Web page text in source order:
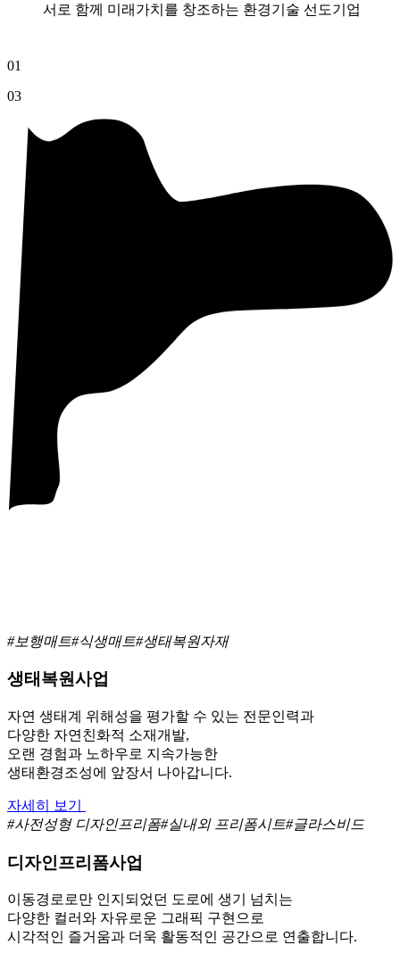
서로 함께 미래가치를 창조하는 환경기술 선도기업
01
03
#보행매트#식생매트#생태복원자재
생태복원사업
자연 생태계 위해성을 평가할 수 있는 전문인력과
다양한 자연친화적 소재개발,
오랜 경험과 노하우로 지속가능한
생태환경조성에 앞장서 나아갑니다.
자세히 보기
#사전성형 디자인프리폼#실내외 프리폼시트#글라스비드
디자인프리폼사업
이동경로로만 인지되었던 도로에 생기 넘치는
다양한 컬러와 자유로운 그래픽 구현으로
시각적인 즐거움과 더욱 활동적인 공간으로 연출합니다.